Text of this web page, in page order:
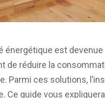
énergétique est
de réduire la
Parmi ces solutions,
Ce guide vous